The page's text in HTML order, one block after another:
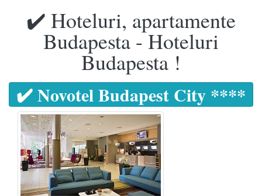
✔️ Hoteluri, apartamente
Budapesta - Hoteluri
Budapesta !
✔️ Novotel Budapest City ****